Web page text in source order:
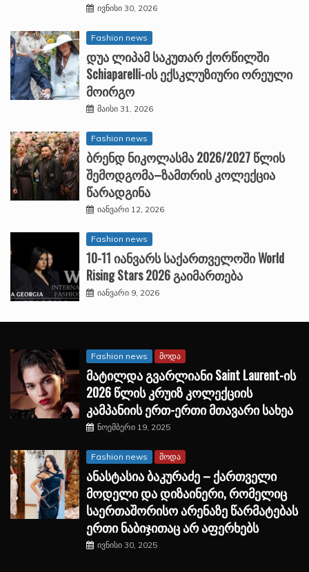
ივნისი 30, 2026
Fashion news
დუა ლიპამ საკუთარ ქორწილში
Schiaparelli-ის ექსკლუზიური ორეული
მოირგო
მაისი 31, 2026
Fashion news
ბრენდ ნიკოლასმა 2026/2027 წლის
შემოდგომა–ზამთრის კოლექცია
წარადგინა
იანვარი 12, 2026
Fashion news
10-11 იანვარს საქართველოში World
Rising Stars 2026 გაიმართება
იანვარი 9, 2026
Fashion news მოდა
მატილდა გვარლიანი Saint Laurent-ის
2026 წლის კრუიზ კოლექციის
კამპანიის ერთ-ერთი მთავარი სახეა
ნოემბერი 19, 2025
Fashion news მოდა
ანასტასია ბაკურაძე – ქართველი
მოდელი და დიზაინერი, რომელიც
საერთაშორისო არენაზე წარმატებას
ერთი ნაბიჯითაც არ აფერხებს
ივნისი 30, 2025